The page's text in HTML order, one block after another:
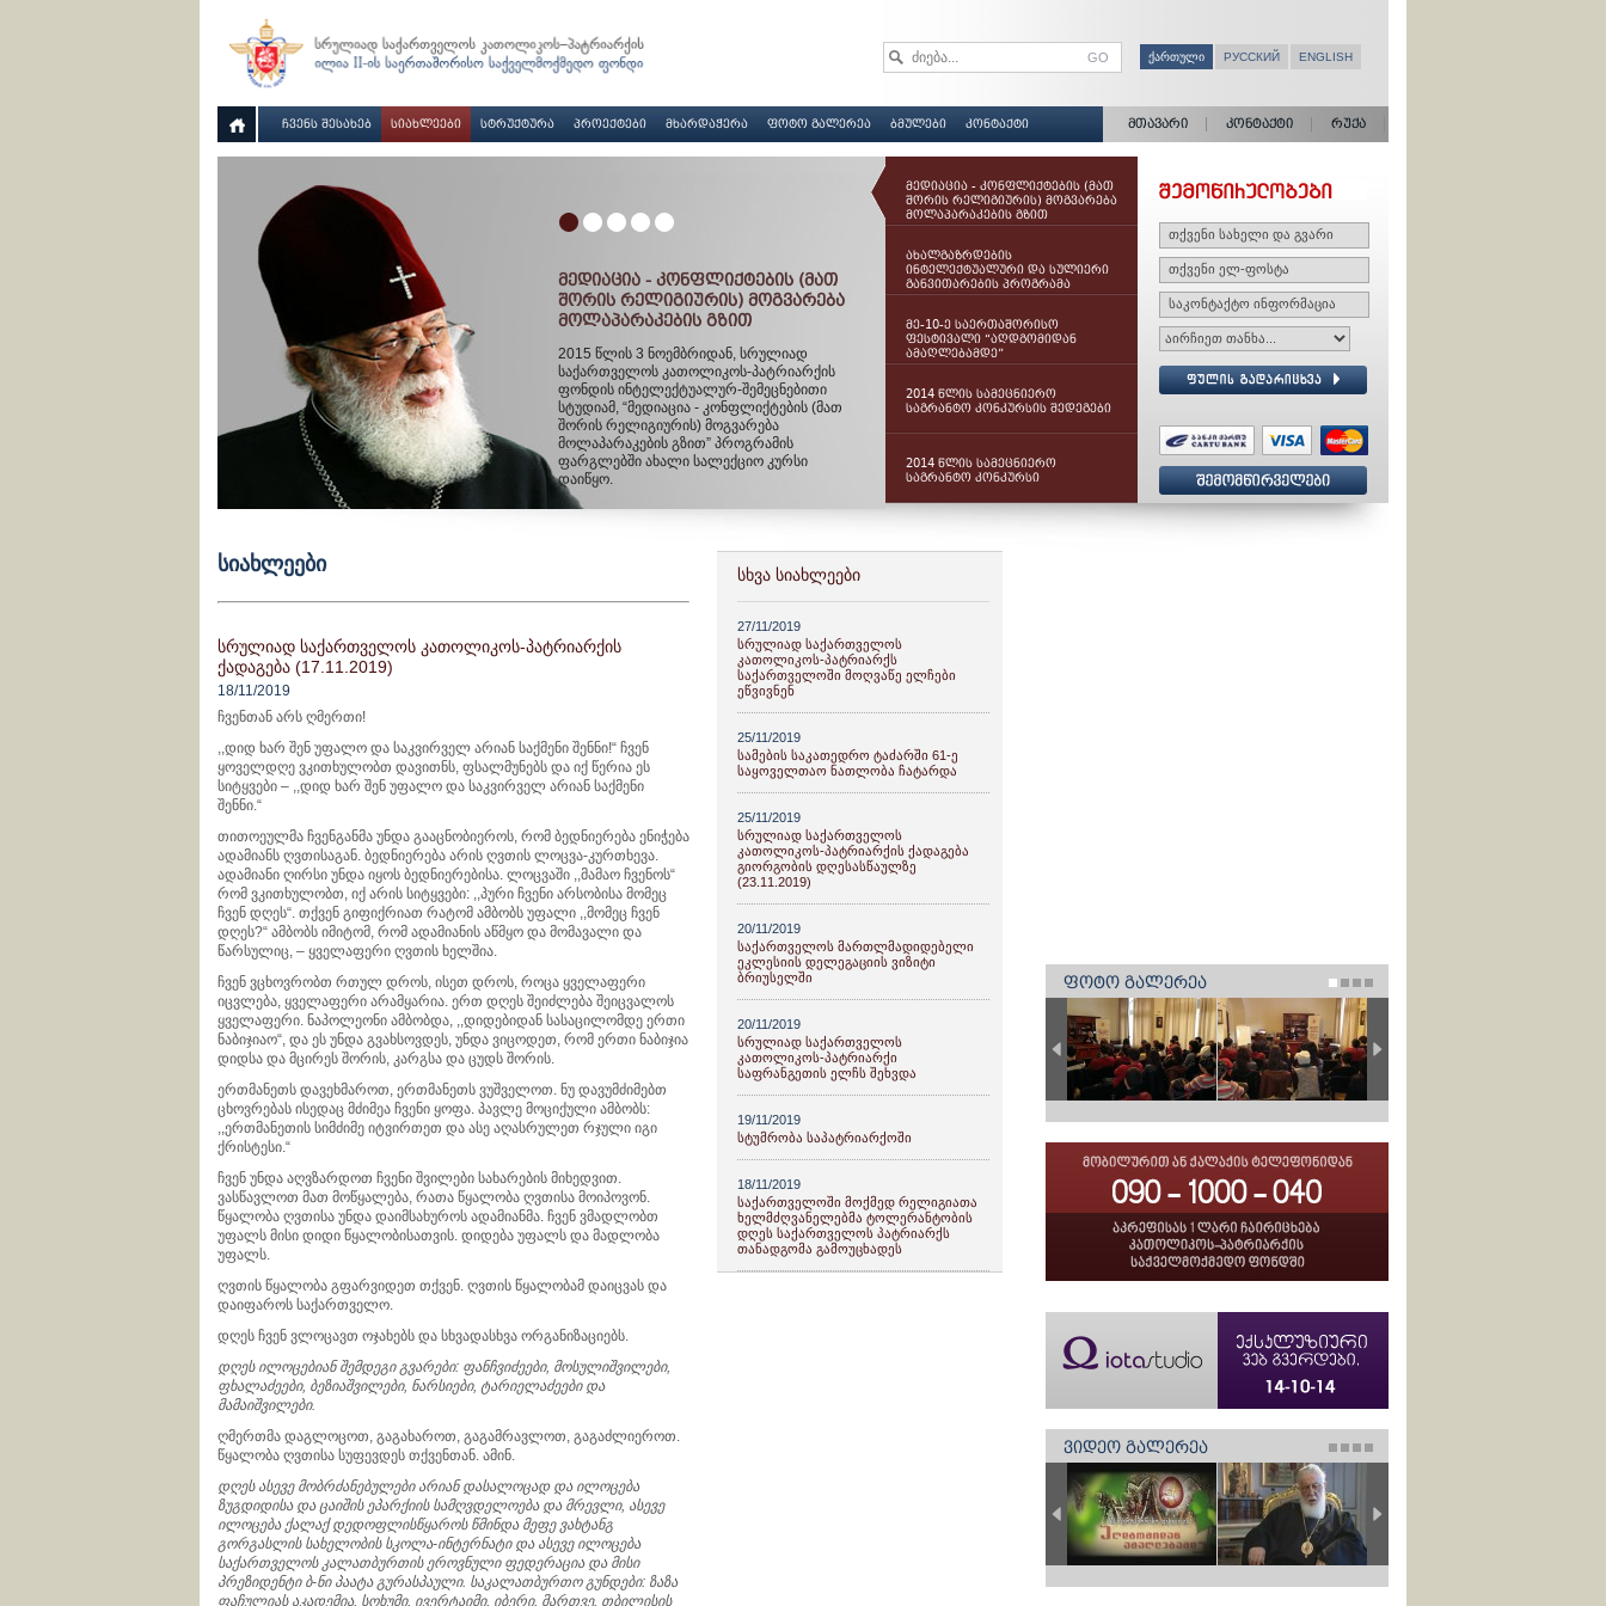
ᲥᲐᲠᲗᲣᲚᲘ РУССКИЙ ENGLISH
ᲩᲕᲔᲜᲡ ᲨᲔᲡᲐᲮᲔᲑ ᲡᲘᲐᲮᲚᲔᲔᲑᲘ ᲡᲢᲠᲣᲥᲢᲣᲠᲐ ᲞᲠᲝᲔᲥᲢᲔᲑᲘ ᲛᲮᲐᲠᲓᲐᲭᲔᲠᲐ ᲤᲝᲢᲝ ᲒᲐᲚᲔᲠᲔᲐ ᲑᲛᲣᲚᲔᲑᲘ ᲙᲝᲜᲢᲐᲥᲢᲘ მთავარი კონტაქტი რუქა
ᲛᲔᲓᲘᲐᲪᲘᲐ - ᲙᲝᲜᲤᲚᲘᲥᲢᲔᲑᲘᲡ (ᲛᲐᲗ
ᲨᲝᲠᲘᲡ ᲠᲔᲚᲘᲒᲘᲣᲠᲘᲡ) ᲛᲝᲒᲕᲐᲠᲔᲑᲐ
ᲛᲝᲚᲐᲞᲐᲠᲐᲙᲔᲑᲘᲡ ᲒᲖᲘᲗ
ᲛᲔᲓᲘᲐᲪᲘᲐ - ᲙᲝᲜᲤᲚᲘᲥᲢᲔᲑᲘᲡ (ᲛᲐᲗ
ᲨᲝᲠᲘᲡ ᲠᲔᲚᲘᲒᲘᲣᲠᲘᲡ) ᲛᲝᲒᲕᲐᲠᲔᲑᲐ
ᲛᲝᲚᲐᲞᲐᲠᲐᲙᲔᲑᲘᲡ ᲒᲖᲘᲗ
2015 წლის 3 ნოემბრიდან, სრულიად
საქართველოს კათოლიკოს-პატრიარქის
ფონდის ინტელექტუალურ-შემეცნებითი
სტუდიამ, “მედიაცია - კონფლიქტების (მათ
შორის რელიგიურის) მოგვარება
მოლაპარაკების გზით” პროგრამის
ფარგლებში ახალი სალექციო კურსი
დაიწყო.
ᲐᲮᲐᲚᲒᲐᲖᲠᲓᲔᲑᲘᲡ
ᲘᲜᲢᲔᲚᲔᲥᲢᲣᲐᲚᲣᲠᲘ ᲓᲐ ᲡᲣᲚᲘᲔᲠᲘ
ᲒᲐᲜᲕᲘᲗᲐᲠᲔᲑᲘᲡ ᲞᲠᲝᲒᲠᲐᲛᲐ
ᲛᲔ-10-Ე ᲡᲐᲔᲠᲗᲐᲨᲝᲠᲘᲡᲝ
ᲤᲔᲡᲢᲘᲕᲐᲚᲘ “ᲐᲦᲓᲒᲝᲛᲘᲓᲐᲜ
ᲐᲛᲐᲦᲚᲔᲑᲐᲛᲓᲔ”
2014 ᲬᲚᲘᲡ ᲡᲐᲛᲔᲪᲜᲘᲔᲠᲝ
ᲡᲐᲒᲠᲐᲜᲢᲝ ᲙᲝᲜᲙᲣᲠᲡᲘᲡ ᲨᲔᲓᲔᲒᲔᲑᲘ
2014 ᲬᲚᲘᲡ ᲡᲐᲛᲔᲪᲜᲘᲔᲠᲝ
ᲡᲐᲒᲠᲐᲜᲢᲝ ᲙᲝᲜᲙᲣᲠᲡᲘ
ᲡᲘᲐᲮᲚᲔᲔᲑᲘ
ᲡᲠᲣᲚᲘᲐᲓ ᲡᲐᲥᲐᲠᲗᲕᲔᲚᲝᲡ ᲙᲐᲗᲝᲚᲘᲙᲝᲡ-ᲞᲐᲢᲠᲘᲐᲠᲥᲘᲡ
ᲥᲐᲓᲐᲒᲔᲑᲐ (17.11.2019)
18/11/2019
ჩვენთან არს ღმერთი!
,,დიდ ხარ შენ უფალო და საკვირველ არიან საქმენი შენნი!“ ჩვენ
ყოველდღე ვკითხულობთ დავითნს, ფსალმუნებს და იქ წერია ეს
სიტყვები – ,,დიდ ხარ შენ უფალო და საკვირველ არიან საქმენი
შენნი.“
თითოეულმა ჩვენგანმა უნდა გააცნობიეროს, რომ ბედნიერება ენიჭება
ადამიანს ღვთისაგან. ბედნიერება არის ღვთის ლოცვა-კურთხევა.
ადამიანი ღირსი უნდა იყოს ბედნიერებისა. ლოცვაში ,,მამაო ჩვენოს“
რომ ვკითხულობთ, იქ არის სიტყვები: ,,პური ჩვენი არსობისა მომეც
ჩვენ დღეს“. თქვენ გიფიქრიათ რატომ ამბობს უფალი ,,მომეც ჩვენ
დღეს?“ ამბობს იმიტომ, რომ ადამიანის აწმყო და მომავალი და
წარსულიც, – ყველაფერი ღვთის ხელშია.
ჩვენ ვცხოვრობთ რთულ დროს, ისეთ დროს, როცა ყველაფერი
იცვლება, ყველაფერი არამყარია. ერთ დღეს შეიძლება შეიცვალოს
ყველაფერი. ნაპოლეონი ამბობდა, ,,დიდებიდან სასაცილომდე ერთი
ნაბიჯიაო“, და ეს უნდა გვახსოვდეს, უნდა ვიცოდეთ, რომ ერთი ნაბიჯია
დიდსა და მცირეს შორის, კარგსა და ცუდს შორის.
ერთმანეთს დავეხმაროთ, ერთმანეთს ვუშველოთ. ნუ დავუმძიმებთ
ცხოვრებას ისედაც მძიმეა ჩვენი ყოფა. პავლე მოციქული ამბობს:
,,ერთმანეთის სიმძიმე იტვირთეთ და ასე აღასრულეთ რჯული იგი
ქრისტესი.“
ჩვენ უნდა აღვზარდოთ ჩვენი შვილები სახარების მიხედვით.
ვასწავლოთ მათ მოწყალება, რათა წყალობა ღვთისა მოიპოვონ.
წყალობა ღვთისა უნდა დაიმსახუროს ადამიანმა. ჩვენ ვმადლობთ
უფალს მისი დიდი წყალობისათვის. დიდება უფალს და მადლობა
უფალს.
ღვთის წყალობა გფარვიდეთ თქვენ. ღვთის წყალობამ დაიცვას და
დაიფაროს საქართველო.
დღეს ჩვენ ვლოცავთ ოჯახებს და სხვადასხვა ორგანიზაციებს.
დღეს ილოცებიან შემდეგი გვარები: ფანჩვიძეები, მოსულიშვილები,
ფხალაძეები, ბეზიაშვილები, ნარსიები, ტარიელაძეები და
მამაიშვილები.
ღმერთმა დაგლოცოთ, გაგახაროთ, გაგამრავლოთ, გაგაძლიეროთ.
წყალობა ღვთისა სუფევდეს თქვენთან. ამინ.
დღეს ასევე მობრძანებულები არიან დასალოცად და ილოცება
ზუგდიდისა და ცაიშის ეპარქიის სამღვდელოება და მრევლი, ასევე
ილოცება ქალაქ დედოფლისწყაროს წმინდა მეფე ვახტანგ
გორგასლის სახელობის სკოლა-ინტერნატი და ასევე ილოცება
საქართველოს კალათბურთის ეროვნული ფედერაცია და მისი
პრეზიდენტი ბ-ნი პაატა გურასპაული. საკალათბურთო გუნდები: ზაზა
ფაჩულიას აკადემია, სოხუმი, ივერტაიმი, იბერი, მართვე, თბილისის
ᲡᲮᲕᲐ ᲡᲘᲐᲮᲚᲔᲔᲑᲘ
27/11/2019
სრულიად საქართველოს
კათოლიკოს-პატრიარქს
საქართველოში მოღვაწე ელჩები
ეწვივნენ
25/11/2019
სამების საკათედრო ტაძარში 61-ე
საყოველთაო ნათლობა ჩატარდა
25/11/2019
სრულიად საქართველოს
კათოლიკოს-პატრიარქის ქადაგება
გიორგობის დღესასწაულზე
(23.11.2019)
20/11/2019
საქართველოს მართლმადიდებელი
ეკლესიის დელეგაციის ვიზიტი
ბრიუსელში
20/11/2019
სრულიად საქართველოს
კათოლიკოს-პატრიარქი
საფრანგეთის ელჩს შეხვდა
19/11/2019
სტუმრობა საპატრიარქოში
18/11/2019
საქართველოში მოქმედ რელიგიათა
ხელმძღვანელებმა ტოლერანტობის
დღეს საქართველოს პატრიარქს
თანადგომა გამოუცხადეს
ᲤᲝᲢᲝ ᲒᲐᲚᲔᲠᲔᲐ
ᲕᲘᲓᲔᲝ ᲒᲐᲚᲔᲠᲔᲐ